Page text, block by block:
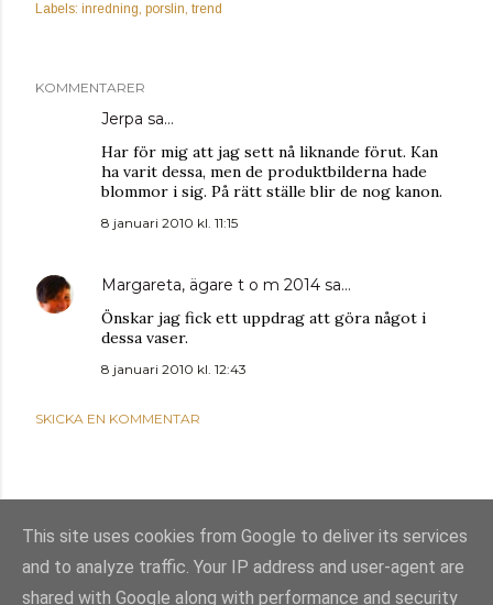
Labels: inredning porslin trend
KOMMENTARER
Jerpa sa…
Har för mig att jag sett nå liknande förut. Kan
ha varit dessa, men de produktbilderna hade
blommor i sig. På rätt ställe blir de nog kanon.
8 januari 2010 kl. 11:15
Margareta, ägare t o m 2014 sa…
Önskar jag fick ett uppdrag att göra något i
dessa vaser.
8 januari 2010 kl. 12:43
SKICKA EN KOMMENTAR
This site uses cookies from Google to deliver its services
and to analyze traffic. Your IP address and user-agent are
shared with Google along with performance and security